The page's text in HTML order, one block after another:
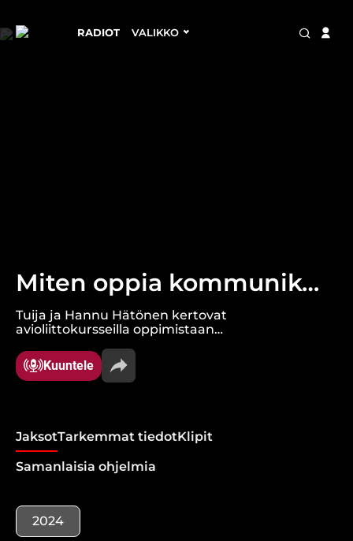
RADIOT VALIKKO
Miten oppia kommunikoimaan paremmin parisuhteessa? - 21/2024
Tuija ja Hannu Hätönen kertovat
avioliittokursseilla oppimistaan
oppineet ymmärtämään toisiaan paremmin.
Kuuntele
JaksotTarkemmat tiedotKlipit
Samanlaisia ohjelmia
2024